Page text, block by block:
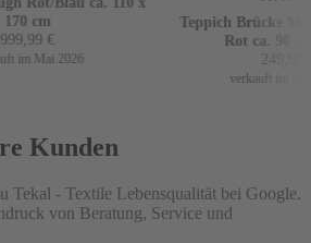
170 cm
€
im Mai 2026
Teppich Brücke Mir
Rot ca. 90 x
249,99
verkauft im April
Kunden
Tekal - Textile Lebensqualität bei Google.
von Beratung, Service und